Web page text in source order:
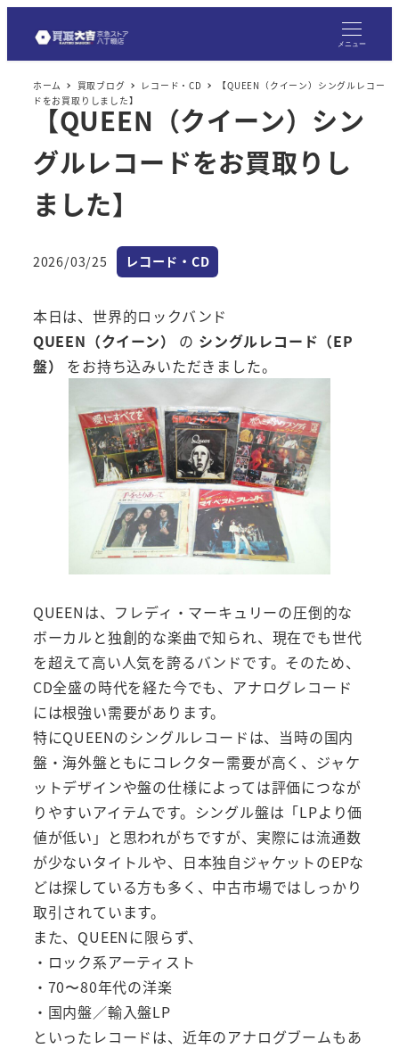
メニュー
ホーム 買取ブログ レコード・CD
【QUEEN（クイーン）シングルレコー
ドをお買取りしました】
【QUEEN（クイーン）シン
グルレコードをお買取りし
ました】
投稿日
2026/03/25 カテゴリー
レコード・CD
本日は、世界的ロックバンド
QUEEN（クイーン）
の シングルレコード（EP
盤）
をお持ち込みいただきました。
QUEENは、フレディ・マーキュリーの圧倒的な
ボーカルと独創的な楽曲で知られ、現在でも世代
を超えて高い人気を誇るバンドです。そのため、
CD全盛の時代を経た今でも、アナログレコード
には根強い需要があります。
特にQUEENのシングルレコードは、当時の国内
盤・海外盤ともにコレクター需要が高く、ジャケ
ットデザインや盤の仕様によっては評価につなが
りやすいアイテムです。シングル盤は「LPより価
値が低い」と思われがちですが、実際には流通数
が少ないタイトルや、日本独自ジャケットのEPな
どは探している方も多く、中古市場ではしっかり
取引されています。
また、QUEENに限らず、
・ロック系アーティスト
・70〜80年代の洋楽
・国内盤／輸入盤LP
といったレコードは、近年のアナログブームもあ